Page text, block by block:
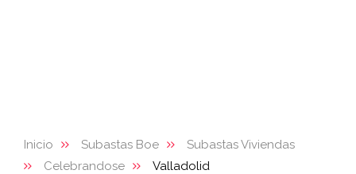
Inicio Subastas Boe
Subastas Viviendas
Celebrandose
Valladolid